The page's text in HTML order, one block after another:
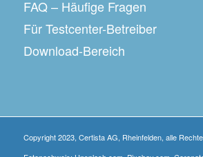
FAQ – Häufige Fragen
Für Testcenter-Betreiber
Download-Bereich
Copyright 2023, Certista AG, Rheinfelden, alle